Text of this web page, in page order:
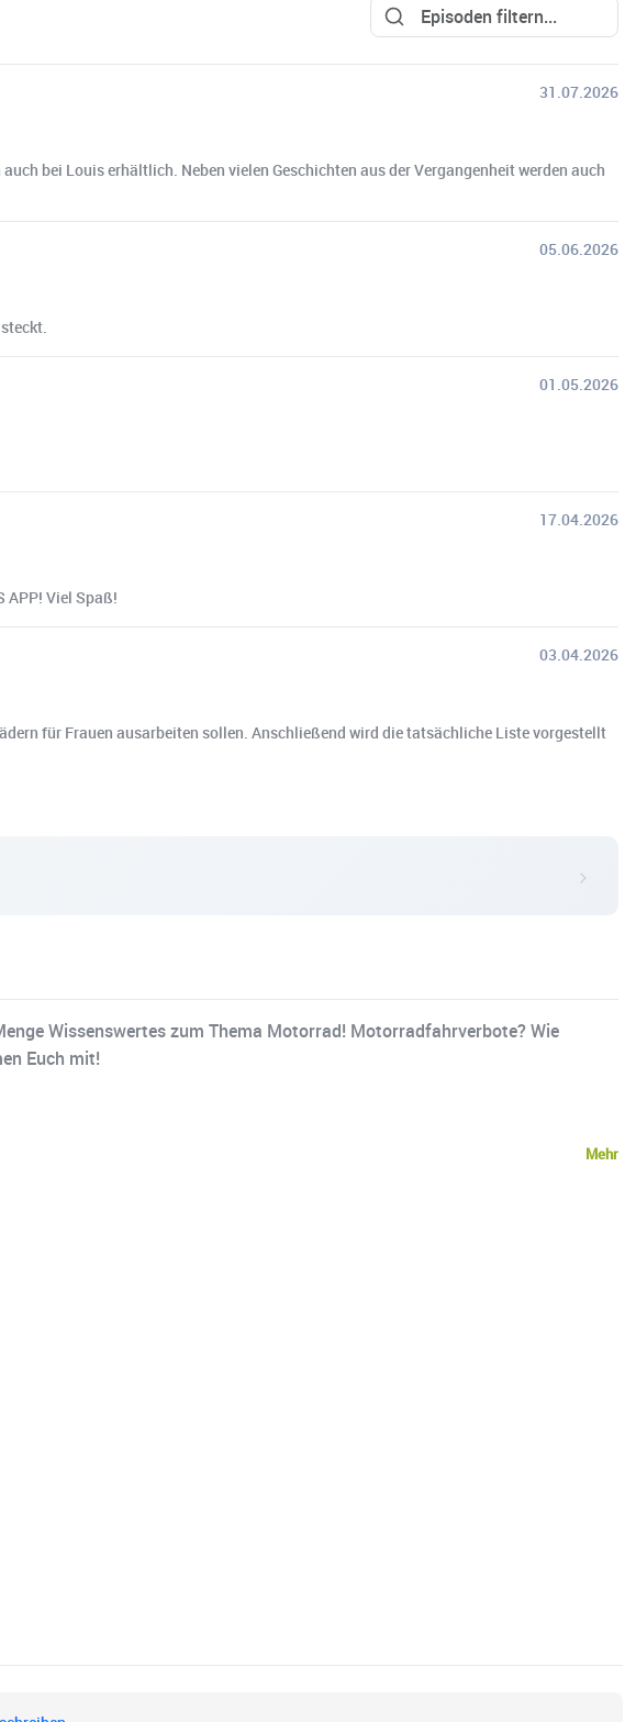
31.07.2026
bei Louis erhältlich. Neben vielen Geschichten aus der Vergangenheit werden auch
05.06.2026
01.05.2026
17.04.2026
APP! Viel Spaß!
03.04.2026
für Frauen ausarbeiten sollen. Anschließend wird die tatsächliche Liste vorgestellt
Wissenswertes zum Thema Motorrad! Motorradfahrverbote? Wie
Euch mit!
Mehr